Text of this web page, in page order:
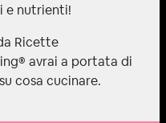
e nutrienti!
Ricette
avrai a portata di
cosa cucinare.